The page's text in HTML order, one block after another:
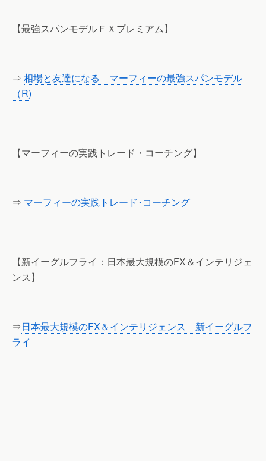
【最強スパンモデルＦＸプレミアム】
⇒ 相場と友達になる マーフィーの最強スパンモデル
（R)
【マーフィーの実践トレード・コーチング】
⇒ マーフィーの実践トレード･コーチング
【新イーグルフライ：日本最大規模のFX＆インテリジェ
ンス】
⇒日本最大規模のFX＆インテリジェンス 新イーグルフ
ライ